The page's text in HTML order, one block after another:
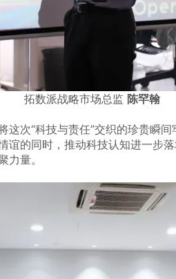
拓数派战略市场总监 陈罕翰
这次“科技与责任”交织的珍贵瞬
谊的同时，推动科技认知进一步
力量。